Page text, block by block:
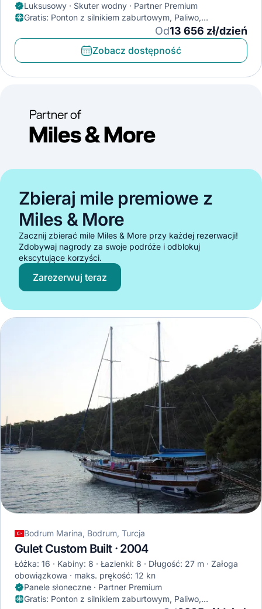
Luksusowy · Skuter wodny · Partner Premium
Gratis: Ponton z silnikiem zaburtowym, Paliwo,
Od13 656 zł/dzień
Zobacz dostępność
Zbieraj mile premiowe z
Miles & More
Zacznij zbierać mile Miles & More przy każdej rezerwacji!
Zdobywaj nagrody za swoje podróże i odblokuj
ekscytujące korzyści.
Zarezerwuj teraz
Bodrum Marina, Bodrum, Turcja
Gulet Custom Built · 2004
Łóżka: 16 Kabiny: 8 Łazienki: 8 Długość: 27 m
Załoga
obowiązkowa
maks. prękość: 12 kn
Panele słoneczne · Partner Premium
Gratis: Ponton z silnikiem zaburtowym, Paliwo,